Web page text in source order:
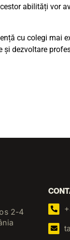
abilități vor
cu colegi mai
și dezvoltare
2-4